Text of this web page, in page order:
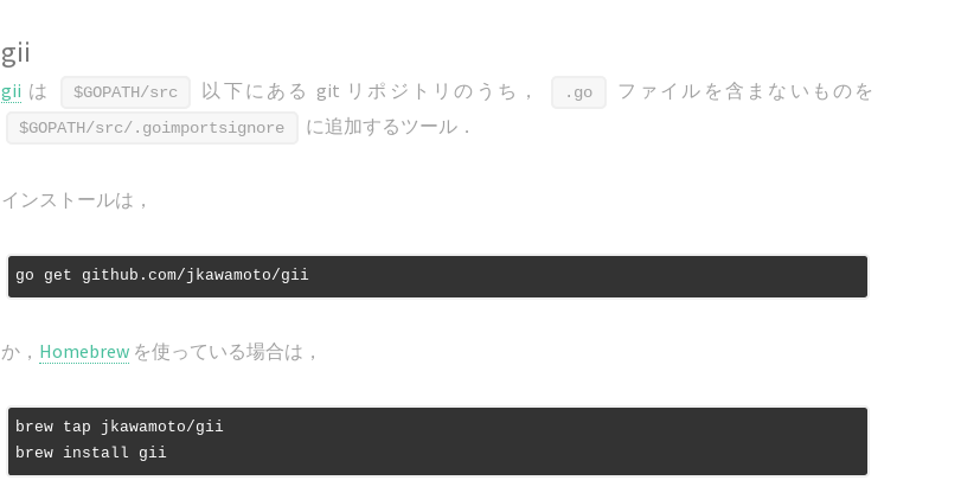
gii
gii は $GOPATH/src 以下にある git リポジトリのうち， .go ファイルを含まないものを
$GOPATH/src/.goimportsignore に追加するツール．
インストールは，
か， Homebrew を使っている場合は，
brew tap jkawamoto/gii